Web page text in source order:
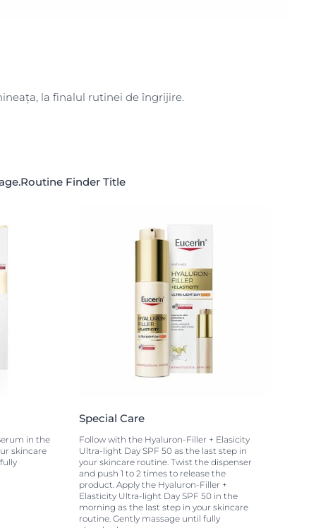
la finalul rutinei de îngrijire.
Finder Title
in the
skincare
Special Care
Follow with the Hyaluron-Filler + Elasicity
Ultra-light Day SPF 50 as the last step in
your skincare routine. Twist the dispenser
and push 1 to 2 times to release the
product. Apply the Hyaluron-Filler +
Elasticity Ultra-light Day SPF 50 in the
morning as the last step in your skincare
routine. Gently massage until fully